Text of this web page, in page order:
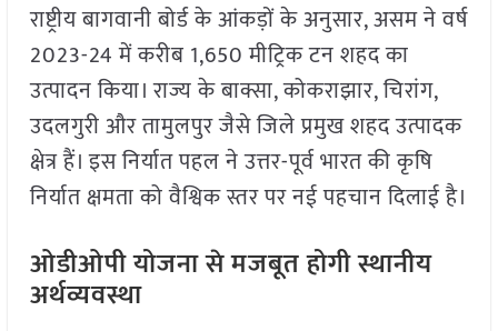
राष्ट्रीय बागवानी बोर्ड के आंकड़ों के अनुसार, असम ने वर्ष
2023-24 में करीब 1,650 मीट्रिक टन शहद का
उत्पादन किया। राज्य के बाक्सा, कोकराझार, चिरांग,
उदलगुरी और तामुलपुर जैसे जिले प्रमुख शहद उत्पादक
क्षेत्र हैं। इस निर्यात पहल ने उत्तर-पूर्व भारत की कृषि
निर्यात क्षमता को वैश्विक स्तर पर नई पहचान दिलाई है।
ओडीओपी योजना से मजबूत होगी स्थानीय
अर्थव्यवस्था